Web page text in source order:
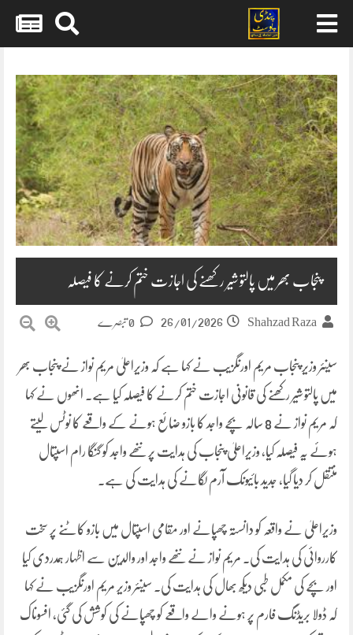
content
پنجاب بھر میں پالتو شیر رکھنے کی اجازت ختم کرنے کا فیصلہ
Shahzad Raza
26/01/2026
سینئر وزیر پنجاب مریم اورنگزیب نے کہا ہے کہ وزیراعلیٰ مریم نواز نے پنجاب بھر
میں پالتو شیر رکھنے کی قانونی اجازت ختم کرنے کا فیصلہ کیا ہے۔ انھوں نے کہا
کہ مریم نواز نے 8 سالہ بچے واجد کا بازو ضائع ہونے کے واقعے کا نوٹس لیتے
ہوئے یہ فیصلہ کیا، وزیراعلیٰ پنجاب کی ہدایت پر ننھے واجد کو گنگا رام اسپتال
منتقل کر دیا گیا، جدید بائیونک آرم لگانے کی ہدایت کی ہے۔
وزیراعلیٰ نے واقعہ کو دانستہ چھپانے اور مقامی اسپتال میں بازو کاٹنے پر سخت
کارروائی کی ہدایت کی۔ مریم نواز نے ننھے واجد اور والدین سے اظہار ہمدردی کیا
اور بچے کی مکمل طبی دیکھ بھال کی ہدایت کی۔ سینئر وزیر مریم اورنگزیب نے کہا
کہ ڈولا بریڈنگ فارم پر ہونے والے واقعے کو چھپانے کی کوشش کی گئی، افسوناک